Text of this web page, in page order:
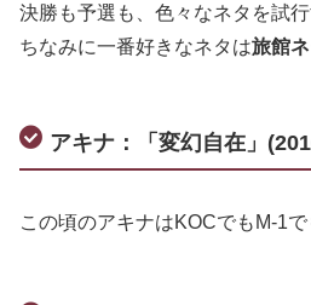
決勝も予選も、色々なネタを試行
ちなみに一番好きなネタは旅館
アキナ：「変幻自在」
この頃のアキナはKOCでもM-1で